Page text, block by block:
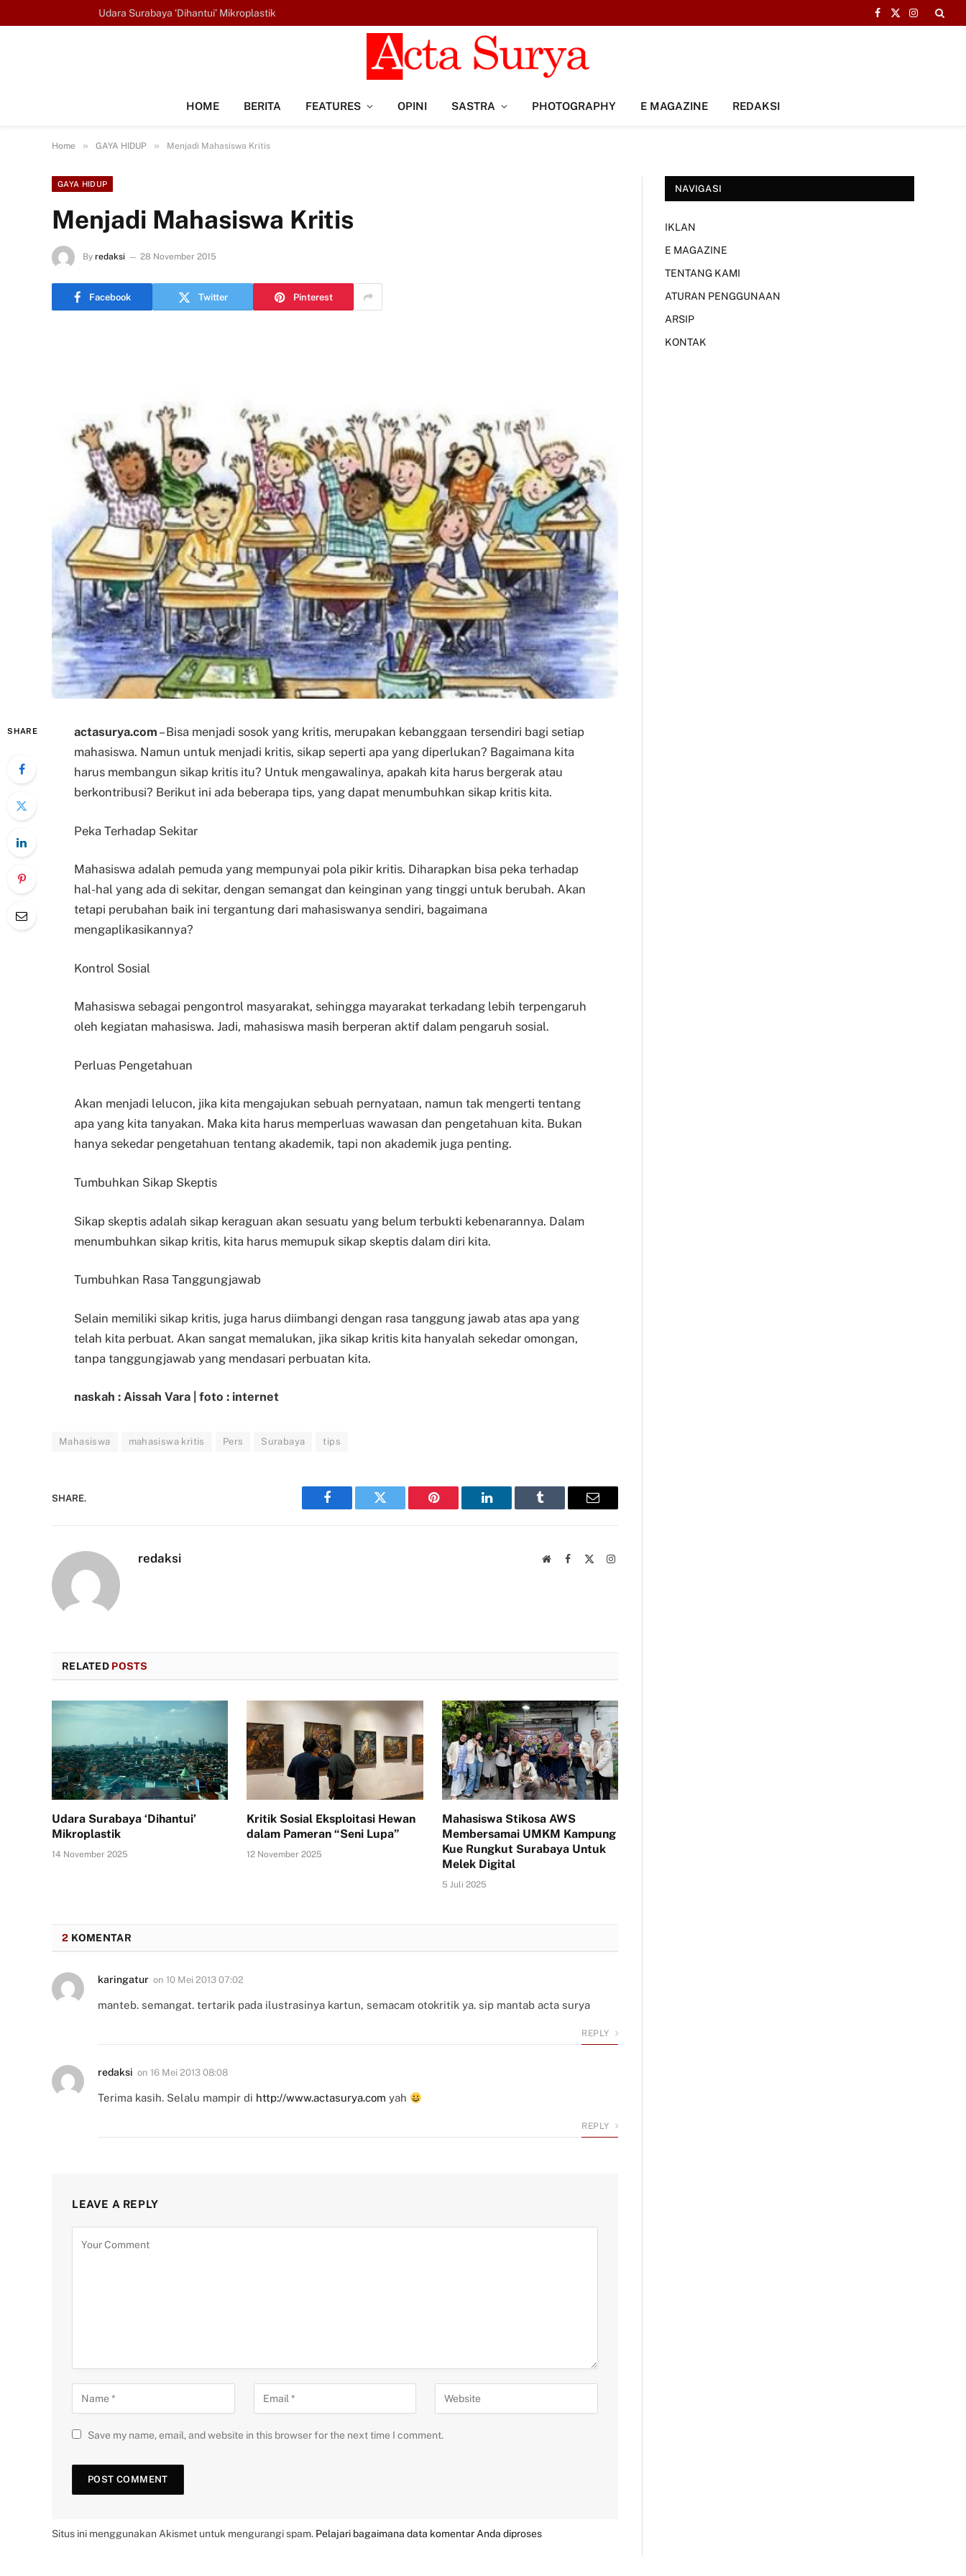
Udara Surabaya ‘Dihantui’ Mikroplastik
Facebook
X
Instagram
HOME BERITA FEATURES OPINI SASTRA PHOTOGRAPHY E MAGAZINE REDAKSI
Home » GAYA HIDUP » Menjadi Mahasiswa Kritis
GAYA HIDUP
Menjadi Mahasiswa Kritis
By redaksi 28 November 2015
Facebook Twitter Pinterest
SHARE actasurya.com – Bisa menjadi sosok yang kritis, merupakan kebanggaan tersendiri bagi setiap
mahasiswa. Namun untuk menjadi kritis, sikap seperti apa yang diperlukan? Bagaimana kita
harus membangun sikap kritis itu? Untuk mengawalinya, apakah kita harus bergerak atau
berkontribusi? Berikut ini ada beberapa tips, yang dapat menumbuhkan sikap kritis kita.
Peka Terhadap Sekitar
Mahasiswa adalah pemuda yang mempunyai pola pikir kritis. Diharapkan bisa peka terhadap
hal-hal yang ada di sekitar, dengan semangat dan keinginan yang tinggi untuk berubah. Akan
tetapi perubahan baik ini tergantung dari mahasiswanya sendiri, bagaimana
mengaplikasikannya?
Kontrol Sosial
Mahasiswa sebagai pengontrol masyarakat, sehingga mayarakat terkadang lebih terpengaruh
oleh kegiatan mahasiswa. Jadi, mahasiswa masih berperan aktif dalam pengaruh sosial.
Perluas Pengetahuan
Akan menjadi lelucon, jika kita mengajukan sebuah pernyataan, namun tak mengerti tentang
apa yang kita tanyakan. Maka kita harus memperluas wawasan dan pengetahuan kita. Bukan
hanya sekedar pengetahuan tentang akademik, tapi non akademik juga penting.
Tumbuhkan Sikap Skeptis
Sikap skeptis adalah sikap keraguan akan sesuatu yang belum terbukti kebenarannya. Dalam
menumbuhkan sikap kritis, kita harus memupuk sikap skeptis dalam diri kita.
Tumbuhkan Rasa Tanggungjawab
Selain memiliki sikap kritis, juga harus diimbangi dengan rasa tanggung jawab atas apa yang
telah kita perbuat. Akan sangat memalukan, jika sikap kritis kita hanyalah sekedar omongan,
tanpa tanggungjawab yang mendasari perbuatan kita.
naskah : Aissah Vara | foto : internet
Mahasiswa mahasiswa kritis Pers Surabaya tips
SHARE.
Facebook Twitter Pinterest LinkedIn Tumblr Email
redaksi WebsiteFacebook Instagram
RELATED POSTS
Udara Surabaya ‘Dihantui’
Mikroplastik
14 November 2025
Kritik Sosial Eksploitasi Hewan
dalam Pameran “Seni Lupa”
12 November 2025
Mahasiswa Stikosa AWS
Membersamai UMKM Kampung
Kue Rungkut Surabaya Untuk
Melek Digital
5 Juli 2025
2 KOMENTAR
karingatur on 10 Mei 2013 07:02
manteb. semangat. tertarik pada ilustrasinya kartun, semacam otokritik ya. sip mantab acta surya
REPLY
redaksi on 16 Mei 2013 08:08
Terima kasih. Selalu mampir di http://www.actasurya.com yah
REPLY
LEAVE A REPLY
Save my name, email, and website in this browser for the next time I comment.
Situs ini menggunakan Akismet untuk mengurangi spam. Pelajari bagaimana data komentar Anda diproses
NAVIGASI
IKLAN
E MAGAZINE
TENTANG KAMI
ATURAN PENGGUNAAN
ARSIP
KONTAK